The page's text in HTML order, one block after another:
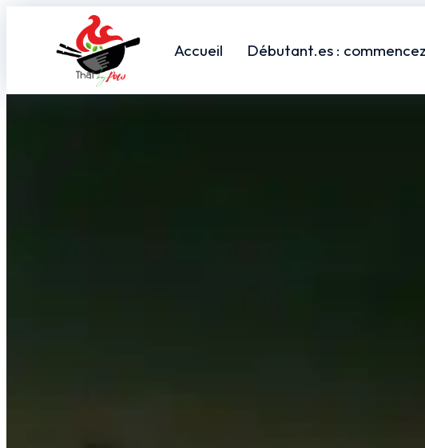
Accueil Débutant.es :